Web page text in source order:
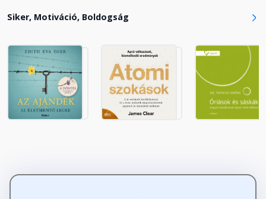
Siker, Motiváció, Boldogság